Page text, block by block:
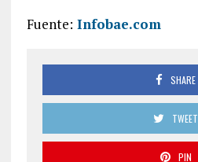
Fuente: Infobae.com
SHARE
TWEET
PIN